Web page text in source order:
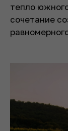
тепло
сочетание